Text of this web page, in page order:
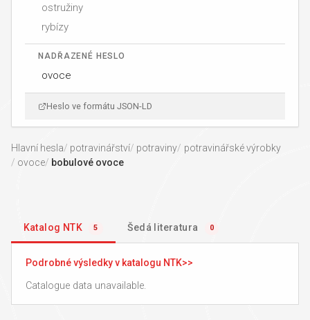
ostružiny
rybízy
NADŘAZENÉ HESLO
ovoce
Heslo ve formátu JSON-LD
Hlavní hesla potravinářství potraviny
potravinářské výrobky
ovoce
bobulové ovoce
Katalog NTK 5 Šedá literatura 0
Podrobné výsledky v katalogu NTK
Catalogue data unavailable.